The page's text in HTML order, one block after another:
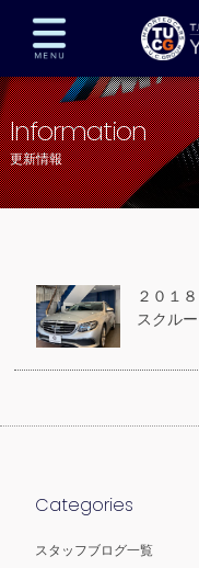
在庫車両情報
TUCとは？
全国納車
プライバシーポリシー
Information
更新情報
２０１
スクル
Categories
スタッフブログ一覧